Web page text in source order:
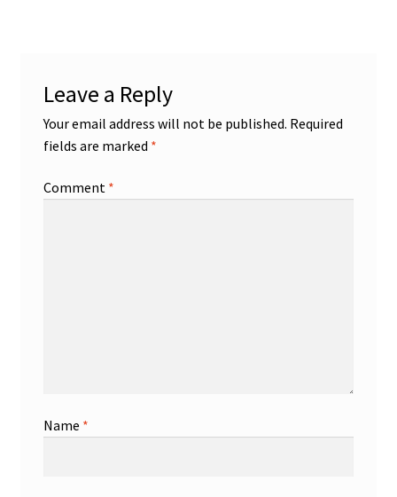
Leave a Reply
Your email address will not be published. Required
fields are marked *
Comment *
Name *